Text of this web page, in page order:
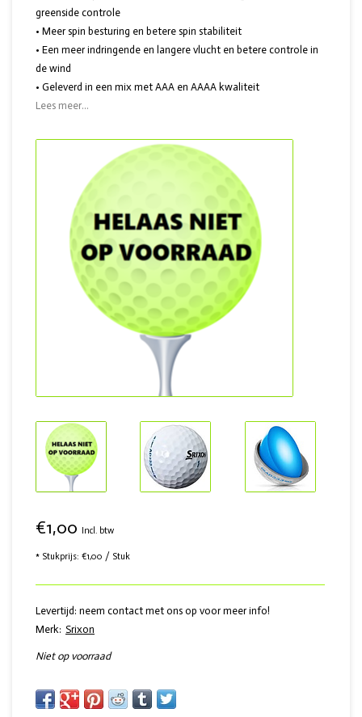
greenside controle
• Meer spin besturing en betere spin stabiliteit
• Een meer indringende en langere vlucht en betere controle in
de wind
• Geleverd in een mix met AAA en AAAA kwaliteit
Lees meer...
€1,00 Incl. btw
* Stukprijs: €1,00 / Stuk
Levertijd: neem contact met ons op voor meer info!
Merk: Srixon
Niet op voorraad